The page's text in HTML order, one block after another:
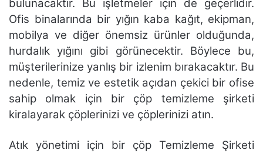
bulunacaktır. Bu işletmeler için de geçerlidir.
Ofis binalarında bir yığın kaba kağıt, ekipman,
mobilya ve diğer önemsiz ürünler olduğunda,
hurdalık yığını gibi görünecektir. Böylece bu,
müşterilerinize yanlış bir izlenim bırakacaktır. Bu
nedenle, temiz ve estetik açıdan çekici bir ofise
sahip olmak için bir çöp temizleme şirketi
kiralayarak çöplerinizi ve çöplerinizi atın.
Atık yönetimi için bir çöp Temizleme Şirketi